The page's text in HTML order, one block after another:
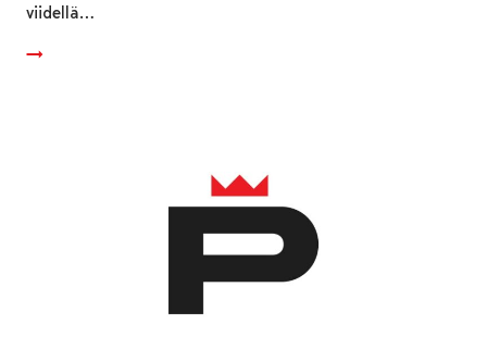
viidellä…